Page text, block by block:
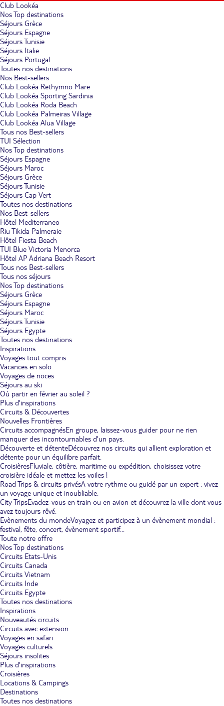
Club Lookéa
Nos Top destinations
Séjours Grèce
Séjours Espagne
Séjours Tunisie
Séjours Italie
Séjours Portugal
Toutes nos destinations
Nos Best-sellers
Club Lookéa Rethymno Mare
Club Lookéa Sporting Sardinia
Club Lookéa Roda Beach
Club Lookéa Palmeiras Village
Club Lookéa Alua Village
Tous nos Best-sellers
TUI Sélection
Nos Top destinations
Séjours Espagne
Séjours Maroc
Séjours Grèce
Séjours Tunisie
Séjours Cap Vert
Toutes nos destinations
Nos Best-sellers
Hôtel Mediterraneo
Riu Tikida Palmeraie
Hôtel Fiesta Beach
TUI Blue Victoria Menorca
Hôtel AP Adriana Beach Resort
Tous nos Best-sellers
Tous nos séjours
Nos Top destinations
Séjours Grèce
Séjours Espagne
Séjours Maroc
Séjours Tunisie
Séjours Egypte
Toutes nos destinations
Inspirations
Voyages tout compris
Vacances en solo
Voyages de noces
Séjours au ski
Où partir en février au soleil ?
Plus d'inspirations
Circuits & Découvertes
Nouvelles Frontières
Circuits accompagnésEn groupe, laissez-vous guider pour ne rien
manquer des incontournables d'un pays.
Découverte et détenteDécouvrez nos circuits qui allient exploration et
détente pour un équilibre parfait.
CroisièresFluviale, côtière, maritime ou expédition, choisissez votre
croisière idéale et mettez les voiles !
Road Trips & circuits privésA votre rythme ou guidé par un expert : vivez
un voyage unique et inoubliable.
City TripsEvadez-vous en train ou en avion et découvrez la ville dont vous
avez toujours rêvé.
Evènements du mondeVoyagez et participez à un évènement mondial :
festival, fête, concert, évènement sportif...
Toute notre offre
Nos Top destinations
Circuits Etats-Unis
Circuits Canada
Circuits Vietnam
Circuits Inde
Circuits Egypte
Toutes nos destinations
Inspirations
Nouveautés circuits
Circuits avec extension
Voyages en safari
Voyages culturels
Séjours insolites
Plus d'inspirations
Croisières
Locations & Campings
Destinations
Toutes nos destinations